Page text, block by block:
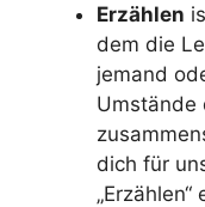
Erzählen
dem die
jemand
Umstände
dich für